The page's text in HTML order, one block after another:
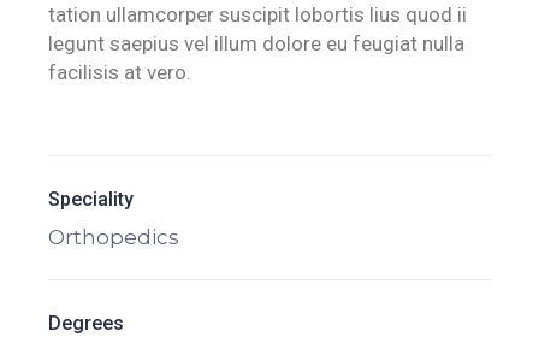
tation ullamcorper suscipit lobortis lius quod ii
legunt saepius vel illum dolore eu feugiat nulla
facilisis at vero.
Speciality
Orthopedics
Degrees